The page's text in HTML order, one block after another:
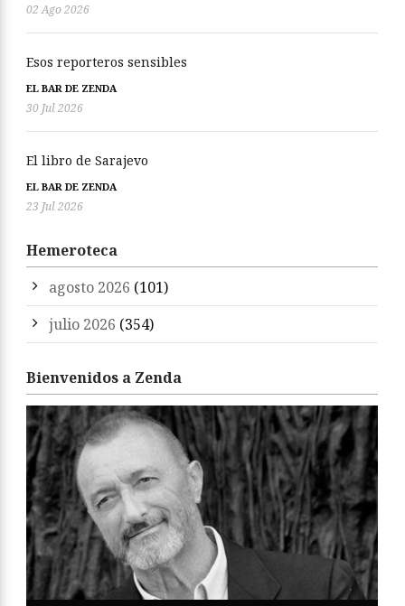
02 Ago 2026
Esos reporteros sensibles
EL BAR DE ZENDA
30 Jul 2026
El libro de Sarajevo
EL BAR DE ZENDA
23 Jul 2026
Hemeroteca
agosto 2026 (101)
julio 2026 (354)
Bienvenidos a Zenda